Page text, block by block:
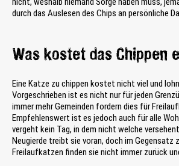
durch das Auslesen des Chips an persönliche
Was kostet das Chippen
Eine Katze zu chippen kostet nicht viel und
Vorgeschrieben ist es nicht nur für jeden
immer mehr Gemeinden fordern dies für
Empfehlenswert ist es jedoch auch für alle
vergeht kein Tag, in dem nicht welche
Neugierde treibt sie voran, doch im Gegensatz
Freilaufkatzen finden sie nicht immer zurück